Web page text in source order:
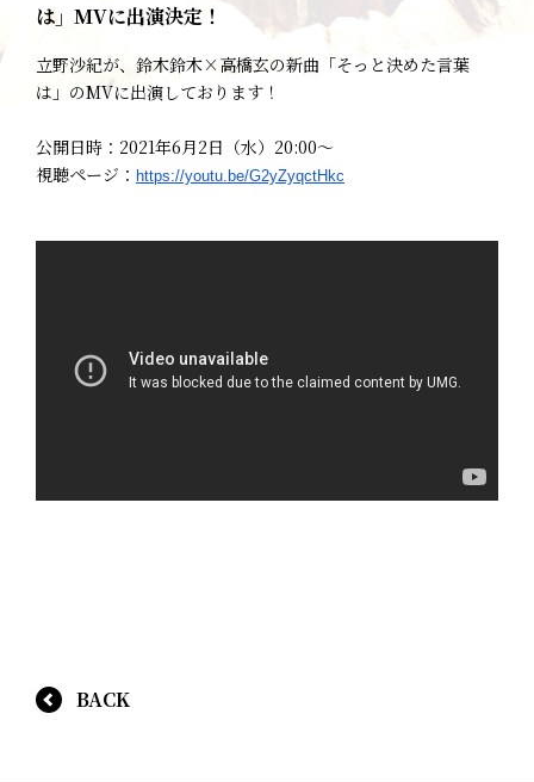
は」MVに出演決定！
立野沙紀が、鈴木鈴木×高橋玄の新曲「そっと決めた言葉
は」のMVに出演しております！
公開日時：2021年6月2日（水）20:00～
視聴ページ： https://youtu.be/G2yZyqctHkc
BACK